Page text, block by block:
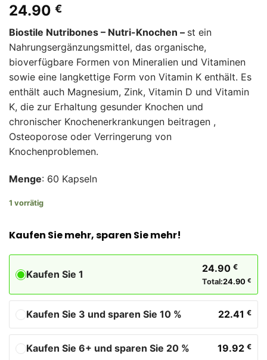
Bewertet
mit5von
auf
1
Kundenbewertung
24.90 €
Biostile Nutribones – Nutri-Knochen – st ein
Nahrungsergänzungsmittel, das organische,
bioverfügbare Formen von Mineralien und Vitaminen
sowie eine langkettige Form von Vitamin K enthält. Es
enthält auch Magnesium, Zink, Vitamin D und Vitamin
K, die zur Erhaltung gesunder Knochen und
chronischer Knochenerkrankungen beitragen ,
Osteoporose oder Verringerung von
Knochenproblemen.
Menge: 60 Kapseln
1 vorrätig
Kaufen Sie mehr, sparen Sie mehr!
Kaufen Sie 1 24.90 €
Total:24.90 €
Kaufen Sie 3 und sparen Sie 10 % 22.41 €
Kaufen Sie 6+ und sparen Sie 20 % 19.92 €